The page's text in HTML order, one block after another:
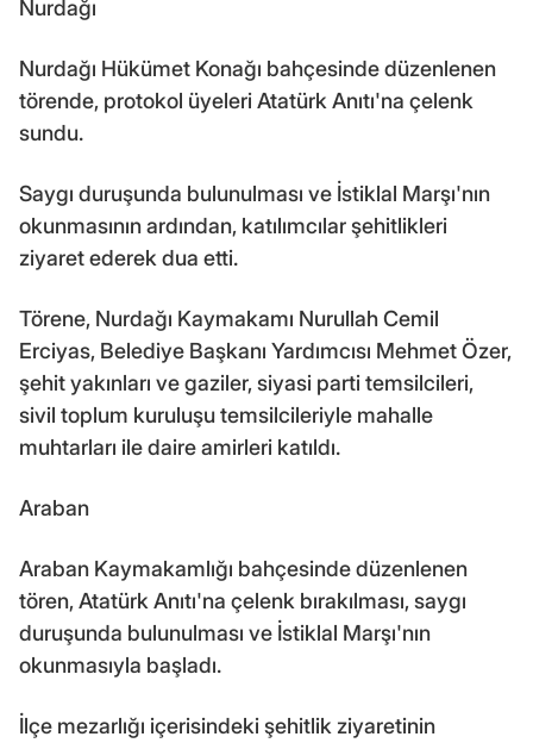
Nurdağı
Nurdağı Hükümet Konağı bahçesinde düzenlenen
törende, protokol üyeleri Atatürk Anıtı'na çelenk
sundu.
Saygı duruşunda bulunulması ve İstiklal Marşı'nın
okunmasının ardından, katılımcılar şehitlikleri
ziyaret ederek dua etti.
Törene, Nurdağı Kaymakamı Nurullah Cemil
Erciyas, Belediye Başkanı Yardımcısı Mehmet Özer,
şehit yakınları ve gaziler, siyasi parti temsilcileri,
sivil toplum kuruluşu temsilcileriyle mahalle
muhtarları ile daire amirleri katıldı.
Araban
Araban Kaymakamlığı bahçesinde düzenlenen
tören, Atatürk Anıtı'na çelenk bırakılması, saygı
duruşunda bulunulması ve İstiklal Marşı'nın
okunmasıyla başladı.
İlçe mezarlığı içerisindeki şehitlik ziyaretinin